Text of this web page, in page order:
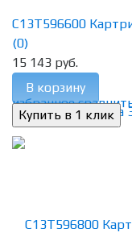
избранное
C13T596600
(0)
15 143 руб.
В корзину